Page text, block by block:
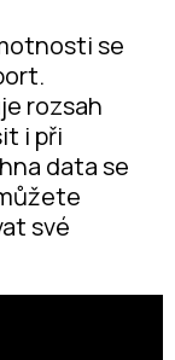
se
rozsah
i při
data se
své